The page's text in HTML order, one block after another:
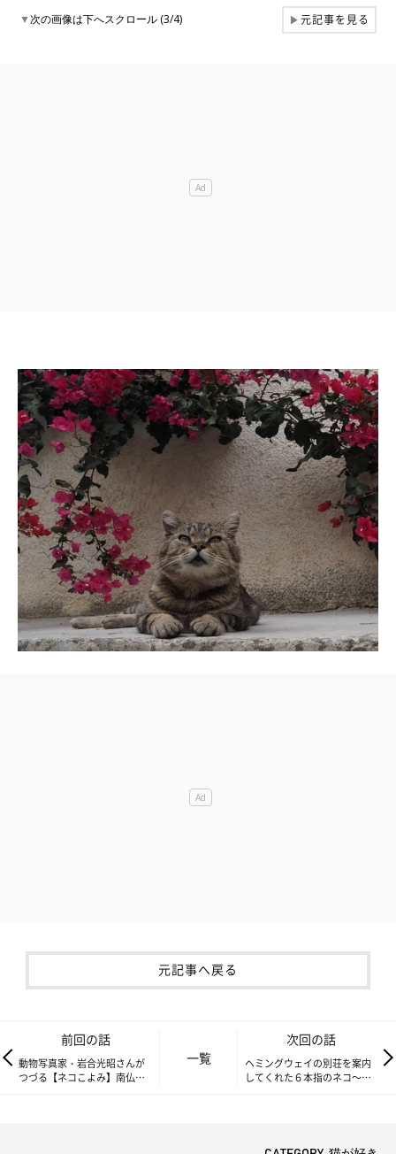
▼次の画像は下へスクロール (3/4) ▶元記事を見る
元記事へ戻る
前回の話
動物写真家・岩合光昭さんが
つづる【ネコこよみ】南仏プ
一覧
次回の話
ヘミングウェイの別荘を案内
してくれた６本指のネコ～動